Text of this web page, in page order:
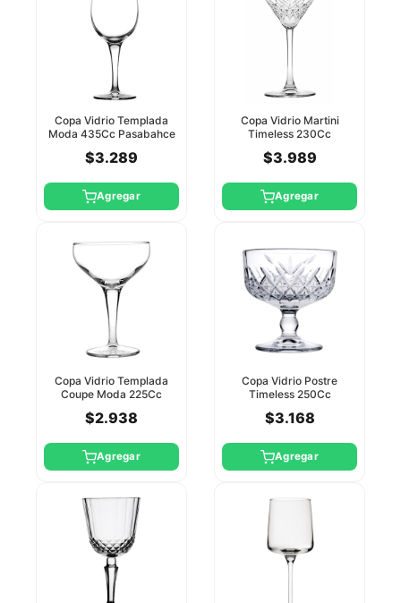
Copa Vidrio Templada
Moda 435Cc Pasabahce
$3.289
Agregar
Copa Vidrio Martini
Timeless 230Cc
$3.989
Agregar
Copa Vidrio Templada
Coupe Moda 225Cc
$2.938
Agregar
Copa Vidrio Postre
Timeless 250Cc
$3.168
Agregar